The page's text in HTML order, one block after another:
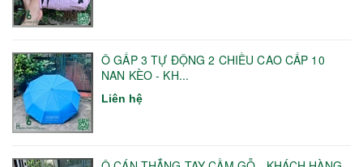
Ô GẤP 3 TỰ ĐỘNG 2 CHIỀU CAO CẤP 10
NAN KÈO - KH...
Liên hệ